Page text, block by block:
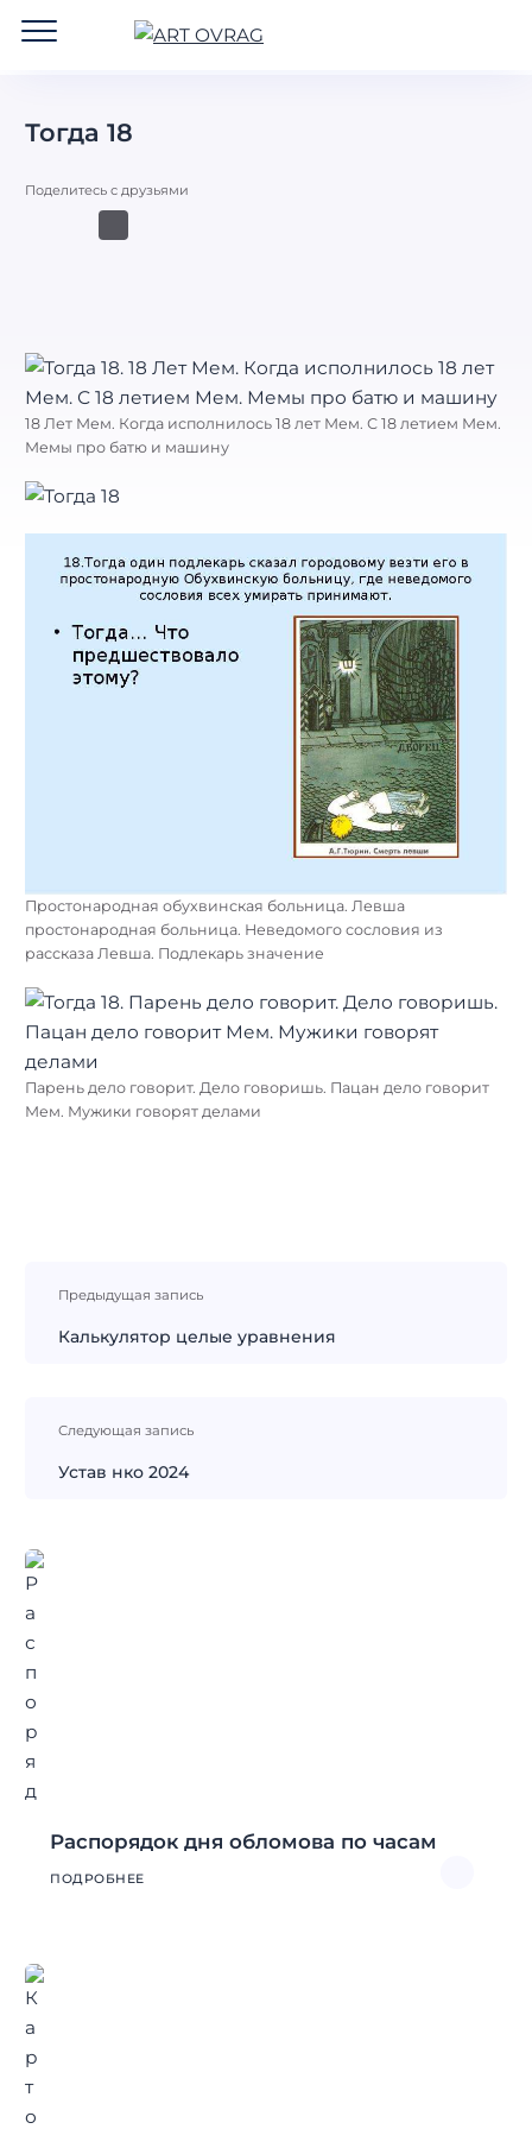
Тогда 18
Поделитесь с друзьями
18 Лет Мем. Когда исполнилось 18 лет Мем. С 18 летием Мем.
Мемы про батю и машину
Простонародная обухвинская больница. Левша
простонародная больница. Неведомого сословия из
рассказа Левша. Подлекарь значение
Парень дело говорит. Дело говоришь. Пацан дело говорит
Мем. Мужики говорят делами
записям
Предыдущая запись
Калькулятор целые уравнения
Следующая запись
Устав нко 2024
Распорядок дня обломова по часам
ПОДРОБНЕЕ